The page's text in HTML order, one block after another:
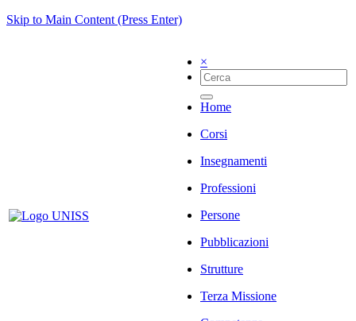
Skip to Main Content (Press Enter)
×
Home
Corsi
Insegnamenti
Professioni
Persone
Pubblicazioni
Strutture
Terza Missione